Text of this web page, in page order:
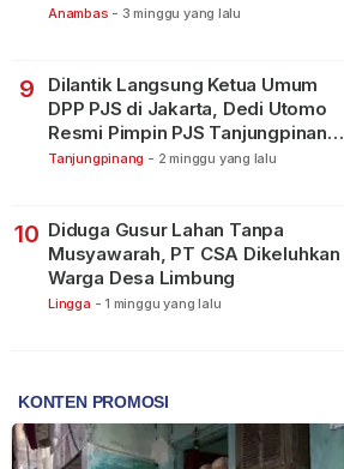
Anambas - 3 minggu yang lalu
9
Dilantik Langsung Ketua Umum
DPP PJS di Jakarta, Dedi Utomo
Resmi Pimpin PJS Tanjungpinang-
Bintan
Tanjungpinang - 2 minggu yang lalu
10 Diduga Gusur Lahan Tanpa
Musyawarah, PT CSA Dikeluhkan
Warga Desa Limbung
Lingga - 1 minggu yang lalu